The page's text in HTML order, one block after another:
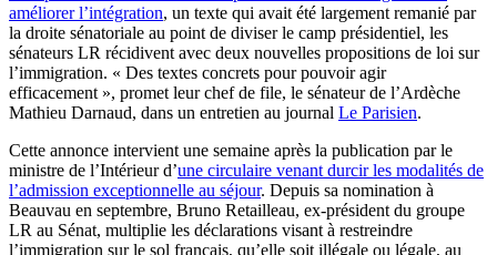
améliorer l’intégration, un texte qui avait été largement remanié par
la droite sénatoriale au point de diviser le camp présidentiel, les
sénateurs LR récidivent avec deux nouvelles propositions de loi sur
l’immigration. « Des textes concrets pour pouvoir agir
efficacement », promet leur chef de file, le sénateur de l’Ardèche
Mathieu Darnaud, dans un entretien au journal Le Parisien.
Cette annonce intervient une semaine après la publication par le
ministre de l’Intérieur d’une circulaire venant durcir les modalités de
l’admission exceptionnelle au séjour. Depuis sa nomination à
Beauvau en septembre, Bruno Retailleau, ex-président du groupe
LR au Sénat, multiplie les déclarations visant à restreindre
l’immigration sur le sol français, qu’elle soit illégale ou légale, au